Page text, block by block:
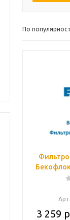
По
Бекофлок
3 259